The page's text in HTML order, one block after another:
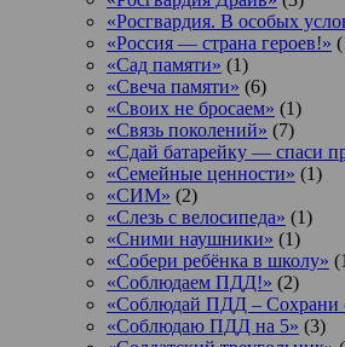
«Росгвардия. В особых
«Россия — страна героев!»
«Сад памяти» (1)
«Свеча памяти» (6)
«Своих не бросаем» (1)
«Связь поколений» (7)
«Сдай батарейку — спаси
«Семейные ценности» (1)
«СИМ» (2)
«Слезь с велосипеда» (1)
«Сними наушники» (1)
«Собери ребёнка в школу»
«Соблюдаем ПДД!» (2)
«Соблюдай ПДД – Сохрани
«Соблюдаю ПДД на 5» (3)